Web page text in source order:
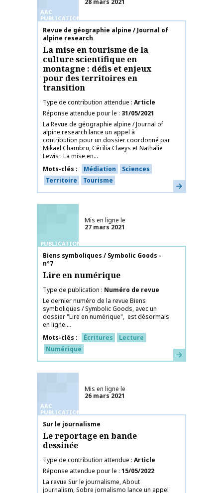
AAC
PUBLICATIONS
28 mars 2021
Nom de la publication
Revue de géographie alpine / Journal of
alpine research
La mise en tourisme de la
culture scientifique en
montagne : défis et enjeux
pour des territoires en
transition
Type de contribution attendue Article
Réponse attendue pour le
31/05/2021
La Revue de géographie alpine / Journal of
alpine research lance un appel à
contribution pour un dossier coordonné par
Mikaël Chambru, Cécilia Claeys et Nathalie
Lewis : La mise en...
Mots-clés
Médiation
Sciences
Territoire
Tourisme En savoir plus
PUBLICATIONS
Mis en ligne le
27 mars 2021
Nom de la publication
Biens symboliques / Symbolic Goods -
n°7
Lire en numérique
Type de publication
Numéro de revue
Le dernier numéro de la revue Biens
symboliques / Symbolic Goods, avec un
dossier "Lire en numérique", est désormais
en ligne....
Mots-clés
Écritures
Lecture
Numérique
En savoir plus
AAC
PUBLICATIONS
Mis en ligne le
26 mars 2021
Nom de la publication
Sur le journalisme
Le reportage en bande
dessinée
Type de contribution attendue Article
Réponse attendue pour le 15/05/2022
La revue Sur le journalisme, About
journalism, Sobre jornalismo lance un appel